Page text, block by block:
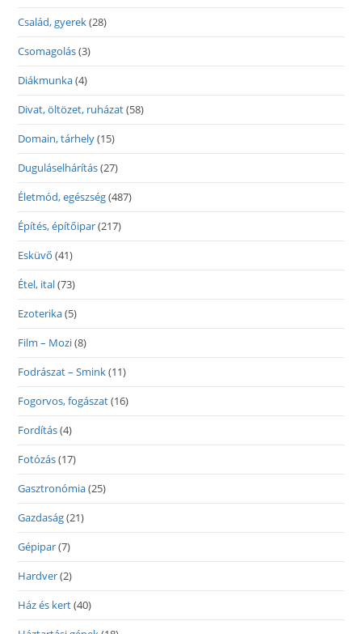
Család, gyerek(28)
Csomagolás(3)
Diákmunka(4)
Divat, öltözet, ruházat(58)
Domain, tárhely(15)
Duguláselhárítás(27)
Életmód, egészség(487)
Építés, építőipar(217)
Esküvő (41)
Étel, ital(73)
Ezoterika(5)
Film – Mozi(8)
Fodrászat – Smink(11)
Fogorvos, fogászat(16)
Fordítás(4)
Fotózás(17)
Gasztronómia(25)
Gazdaság(21)
Gépipar(7)
Hardver(2)
Ház és kert(40)